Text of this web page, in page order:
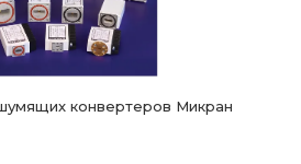
конвертеров Микран